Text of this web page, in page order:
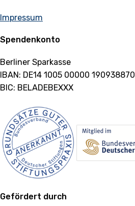
Impressum
Spendenkonto
Berliner Sparkasse
IBAN: DE14 1005 00000 190938870
BIC: BELADEBEXXX
Gefördert durch